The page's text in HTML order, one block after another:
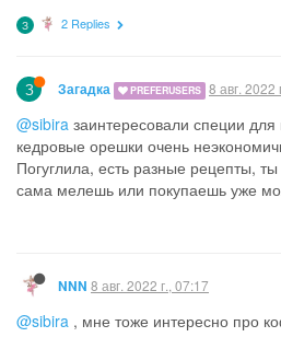
З 2 Replies
З Загадка PREFERUSERS 8 авг. 2022
@sibira заинтересовали специи
кедровые орешки очень
Погуглила, есть разные рецепты,
сама мелешь или покупаешь уже
NNN 8 авг. 2022 г., 07:17
@sibira , мне тоже интересно про